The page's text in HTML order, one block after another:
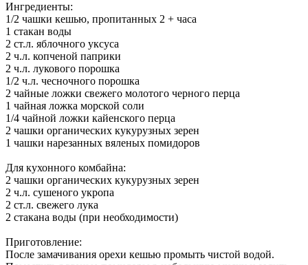
Ингредиенты:
1/2 чашки кешью, пропитанных 2 + часа
1 стакан воды
2 ст.л. яблочного уксуса
2 ч.л. копченой паприки
2 ч.л. лукового порошка
1/2 ч.л. чесночного порошка
2 чайные ложки свежего молотого черного перца
1 чайная ложка морской соли
1/4 чайной ложки кайенского перца
2 чашки органических кукурузных зерен
1 чашки нарезанных вяленых помидоров
Для кухонного комбайна:
2 чашки органических кукурузных зерен
2 ч.л. сушеного укропа
2 ст.л. свежего лука
2 стакана воды (при необходимости)
Приготовление:
После замачивания орехи кешью промыть чистой водой.